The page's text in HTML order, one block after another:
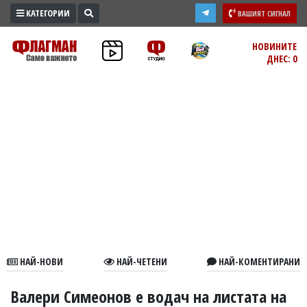
ПРОМО
ЗОНА
В
КАТЕГОРИИ ВАШИЯТ СИГНАЛ
НОВИНИТЕ
ДНЕС: 0
НАЙ-НОВИ НАЙ-ЧЕТЕНИ НАЙ-КОМЕНТИРАНИ
Валери Симеонов е водач на листата на